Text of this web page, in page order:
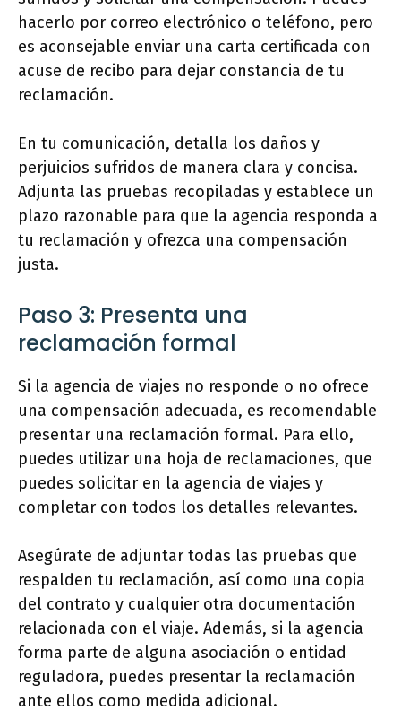
hacerlo por correo electrónico o teléfono, pero
es aconsejable enviar una carta certificada con
acuse de recibo para dejar constancia de tu
reclamación.
En tu comunicación, detalla los daños y
perjuicios sufridos de manera clara y concisa.
Adjunta las pruebas recopiladas y establece un
plazo razonable para que la agencia responda a
tu reclamación y ofrezca una compensación
justa.
Paso 3: Presenta una
reclamación formal
Si la agencia de viajes no responde o no ofrece
una compensación adecuada, es recomendable
presentar una reclamación formal. Para ello,
puedes utilizar una hoja de reclamaciones, que
puedes solicitar en la agencia de viajes y
completar con todos los detalles relevantes.
Asegúrate de adjuntar todas las pruebas que
respalden tu reclamación, así como una copia
del contrato y cualquier otra documentación
relacionada con el viaje. Además, si la agencia
forma parte de alguna asociación o entidad
reguladora, puedes presentar la reclamación
ante ellos como medida adicional.